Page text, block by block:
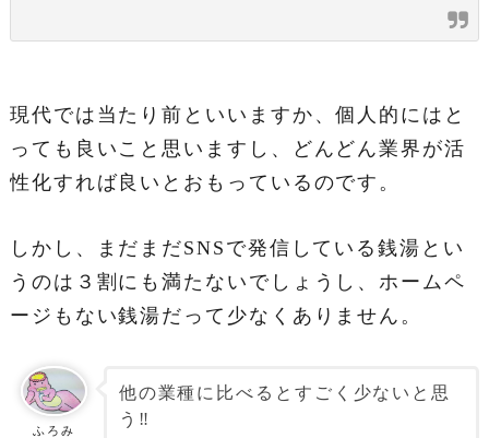
現代では当たり前といいますか、個人的にはと
っても良いこと思いますし、どんどん業界が活
性化すれば良いとおもっているのです。
しかし、まだまだSNSで発信している銭湯とい
うのは３割にも満たないでしょうし、ホームペ
ージもない銭湯だって少なくありません。
ふろみ
他の業種に比べるとすごく少ないと思
う‼️